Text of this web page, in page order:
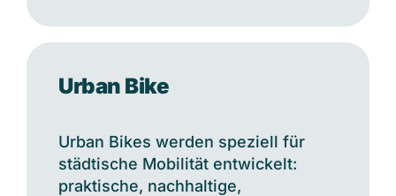
Urban Bike
Urban Bikes werden speziell für
städtische Mobilität entwickelt:
praktische, nachhaltige,